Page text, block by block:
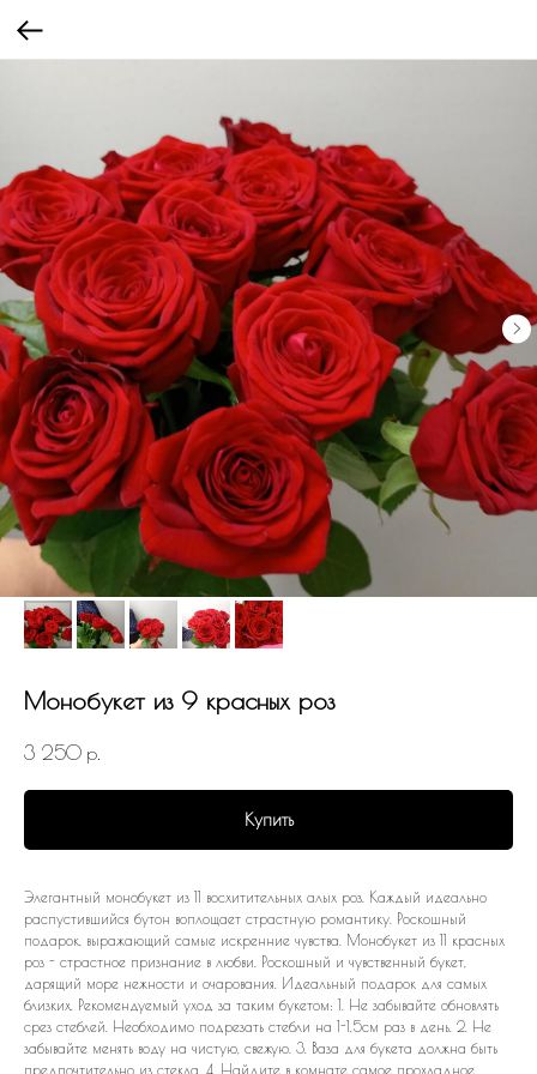
Монобукет из 9 красных роз
3 250 р.
Купить
Элегантный монобукет из 11 восхитительных алых роз. Каждый идеально
распустившийся бутон воплощает страстную романтику. Роскошный
подарок, выражающий самые искренние чувства. Монобукет из 11 красных
роз - страстное признание в любви. Роскошный и чувственный букет,
дарящий море нежности и очарования. Идеальный подарок для самых
близких. Рекомендуемый уход за таким букетом: 1. Не забывайте обновлять
срез стеблей. Необходимо подрезать стебли на 1-1,5см раз в день. 2. Не
забывайте менять воду на чистую, свежую. 3. Ваза для букета должна быть
предпочтительно из стекла. 4. Найдите в комнате самое прохладное